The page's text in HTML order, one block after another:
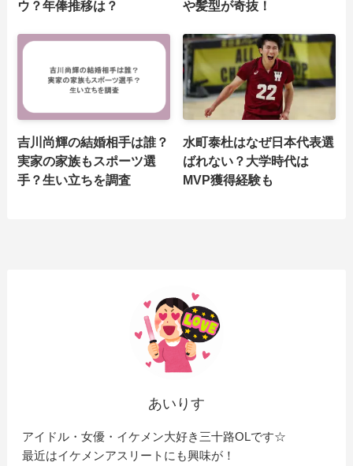
ウ？年俸推移は？ や髪型が奇抜！
吉川尚輝の結婚相手は誰？
実家の家族もスポーツ選
手？生い立ちを調査
水町泰杜はなぜ日本代表選
ばれない？大学時代は
MVP獲得経験も
あいりす
アイドル・女優・イケメン大好き三十路OLです☆
最近はイケメンアスリートにも興味が！